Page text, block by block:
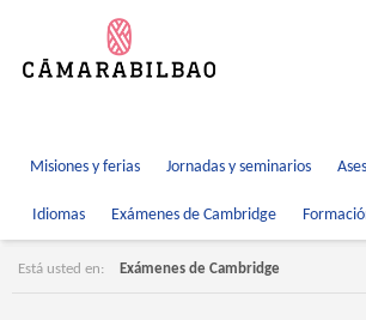
Misiones y ferias Jornadas y seminarios
Idiomas Exámenes de Cambridge
Está usted en: Exámenes de Cambridge